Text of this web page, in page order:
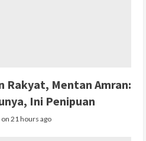
Rakyat, Mentan Amran:
Ini Penipuan
21 hours ago